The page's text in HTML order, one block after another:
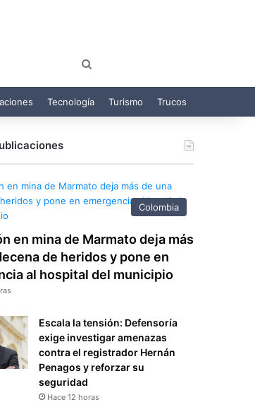
por
Tecnología Turismo Trucos
Colombia
en mina de Marmato deja más
de heridos y pone en
al hospital del municipio
Escala la tensión: Defensoría
exige investigar amenazas
contra el registrador Hernán
Penagos y reforzar su
seguridad
Hace 12 horas